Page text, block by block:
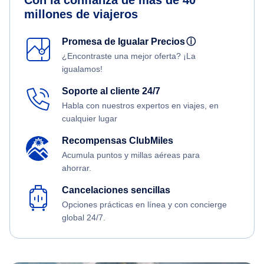
millones de viajeros
Promesa de Igualar Preciosⓘ
¿Encontraste una mejor oferta? ¡La
igualamos!
Soporte al cliente 24/7
Habla con nuestros expertos en viajes, en
cualquier lugar
Recompensas ClubMiles
Acumula puntos y millas aéreas para
ahorrar.
Cancelaciones sencillas
Opciones prácticas en línea y con concierge
global 24/7.